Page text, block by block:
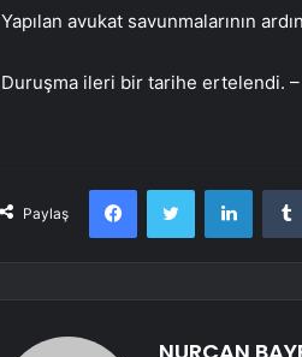
Yapılan avukat savunmalarının
Duruşma ileri bir tarihe ertelendi. –
Paylaş
FacebookTwitter